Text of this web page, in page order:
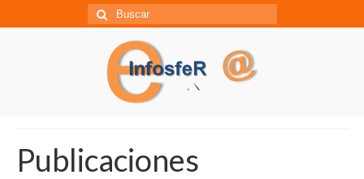
Búsqueda
para:
Publicaciones